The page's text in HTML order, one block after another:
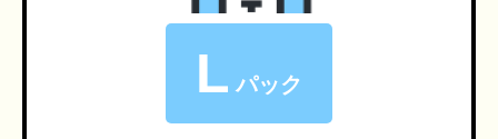
L パック